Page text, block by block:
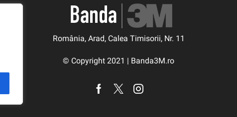
România, Arad, Calea Timisorii, Nr. 11
© Copyright 2021 | Banda3M.ro
Facebook
TwitterInstagram